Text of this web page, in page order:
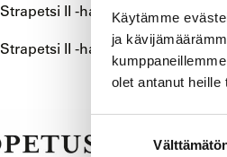
Käytämme
ja
olet antanut heille
valinta
Strapetsi II -hankkeen toiminta-
Strapetsi II -hankkeen